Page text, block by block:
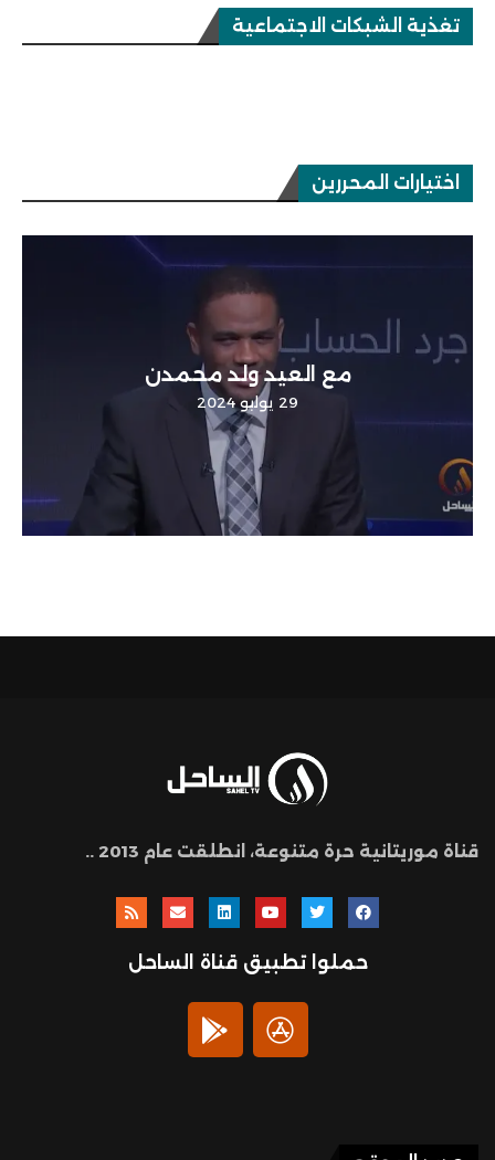
تغذية الشبكات الاجتماعية
اختيارات المحررين
مع العيد ولد محمدن
29 يوليو 2024
قناة موريتانية حرة متنوعة، انطلقت عام 2013 ..
حملوا تطبيق قناة الساحل